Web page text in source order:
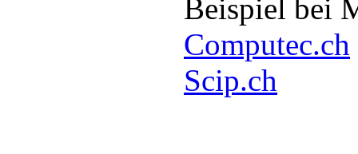
Beispiel bei
Computec.ch
Scip.ch